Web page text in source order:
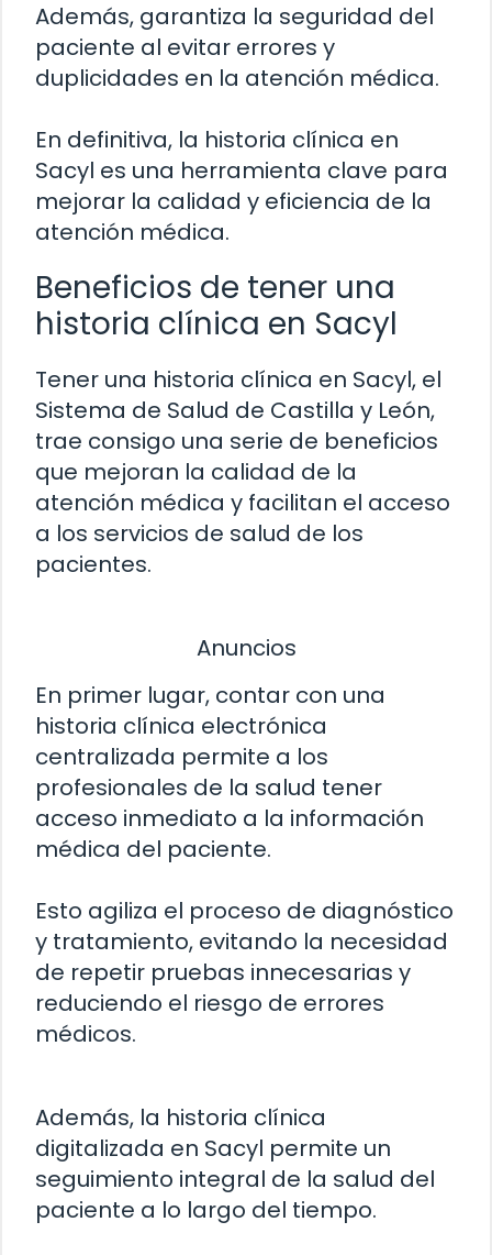
Además, garantiza la seguridad del
paciente al evitar errores y
duplicidades en la atención médica.
En definitiva, la historia clínica en
Sacyl es una herramienta clave para
mejorar la calidad y eficiencia de la
atención médica.
Beneficios de tener una
historia clínica en Sacyl
Tener una historia clínica en Sacyl, el
Sistema de Salud de Castilla y León,
trae consigo una serie de beneficios
que mejoran la calidad de la
atención médica y facilitan el acceso
a los servicios de salud de los
pacientes.
Anuncios
En primer lugar, contar con una
historia clínica electrónica
centralizada permite a los
profesionales de la salud tener
acceso inmediato a la información
médica del paciente.
Esto agiliza el proceso de diagnóstico
y tratamiento, evitando la necesidad
de repetir pruebas innecesarias y
reduciendo el riesgo de errores
médicos.
Además, la historia clínica
digitalizada en Sacyl permite un
seguimiento integral de la salud del
paciente a lo largo del tiempo.